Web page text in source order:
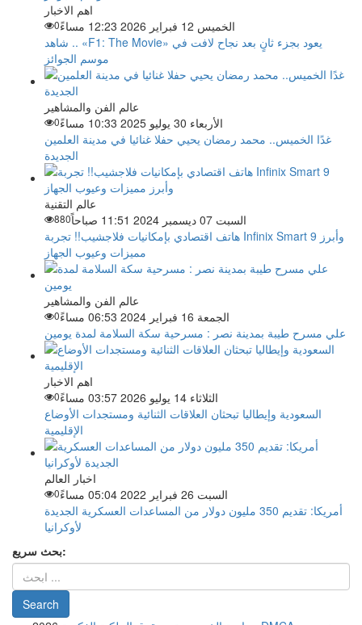
اهم الاخبار
الخميس 12 فبراير 2026 12:23 مساءً
0
شاهد .. «F1: The Movie» يعود بجزء ثانٍ بعد نجاح لافت في
موسم الجوائز
عالم الفن والمشاهير
الأربعاء 30 يوليو 2025 10:33 مساءً
0
غدًا الخميس.. محمد رمضان يحيي حفلا غنائيا في مدينة العلمين
الجديدة
عالم التقنية
السبت 07 ديسمبر 2024 11:51 صباحاً
880
هاتف اقتصادي بإمكانيات فلاجشيب!! تجربة Infinix Smart 9 وأبرز
مميزات وعيوب الجهاز
عالم الفن والمشاهير
الجمعة 16 فبراير 2024 06:53 مساءً
0
علي مسرح طيبة بمدينة نصر : مسرحية سكة السلامة لمدة يومين
اهم الاخبار
الثلاثاء 14 يوليو 2026 03:57 مساءً
0
السعودية وإيطاليا تبحثان العلاقات الثنائية ومستجدات الأوضاع
الإقليمية
اخبار العالم
السبت 26 فبراير 2022 05:04 مساءً
0
أمريكا: تقديم 350 مليون دولار من المساعدات العسكرية الجديدة
لأوكرانيا
بحث سريع: